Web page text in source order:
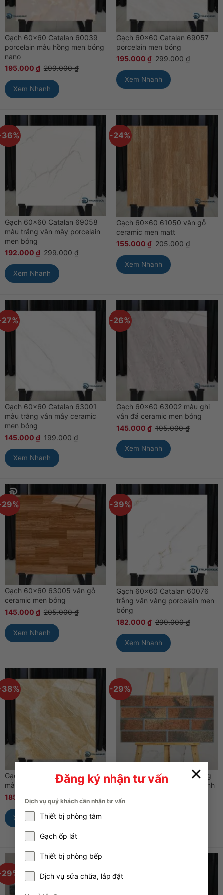
Đăng ký nhận tư vấn
Dịch vụ quý khách cần nhận tư vấn
Thiết bị phòng tắm
Gạch ốp lát
Thiết bị phòng bếp
Dịch vụ sửa chữa, lắp đặt
×
Gạch 60×60 Catalan 60039
porcelain màu hồng men bóng
nano
195.000 ₫ 299.000₫
Xem Nhanh
Gạch 60×60 Catalan 69057
porcelain men bóng
195.000 ₫ 299.000₫
Xem Nhanh
Gạch 60×60 Catalan 69058
màu trắng vân mây porcelain
men bóng
192.000 ₫ 299.000₫
Xem Nhanh
-24%
Gạch 60×60 61050 vân gỗ
ceramic men matt
155.000 ₫ 205.000₫
Xem Nhanh
Gạch 60×60 Catalan 63001
màu trắng vân mây ceramic
men bóng
145.000 ₫ 199.000₫
Xem Nhanh
-26%
Gạch 60×60 63002 màu ghi
vân đá ceramic men bóng
145.000 ₫ 195.000₫
Xem Nhanh
Gạch 60×60 63005 vân gỗ
ceramic men bóng
145.000 ₫ 205.000₫
Xem Nhanh
-39%
Gạch 60×60 Catalan 60076
trắng vân vàng porcelain men
bóng
182.000 ₫ 299.000₫
Xem Nhanh
Gạch 60×60 60077 vân đá
màu vàng porcelain men bóng
185.000₫ 299.000 ₫
Xem Nhanh
-29%
Gạch thẻ giả cổ 25×50 Hồng
Hà 2506 – Sự quý phái và linh
-32%